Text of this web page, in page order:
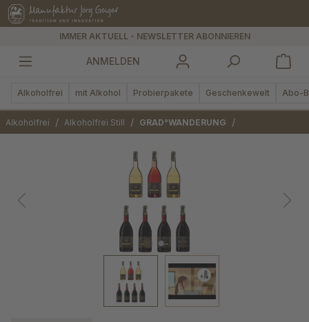
springen
IMMER AKTUELL - NEWSLETTER ABONNIEREN
ANMELDEN
Alkoholfrei mit Alkohol Probierpakete Geschenkewelt Abo-
Alkoholfrei / Alkoholfrei Still / GRAD°WANDERUNG /
Bildergalerie überspringen